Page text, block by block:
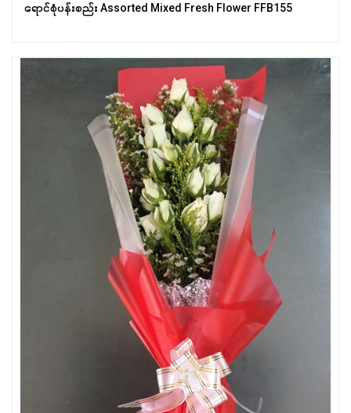
ရောင်စုံပန်းစည်း Assorted Mixed Fresh Flower FFB155